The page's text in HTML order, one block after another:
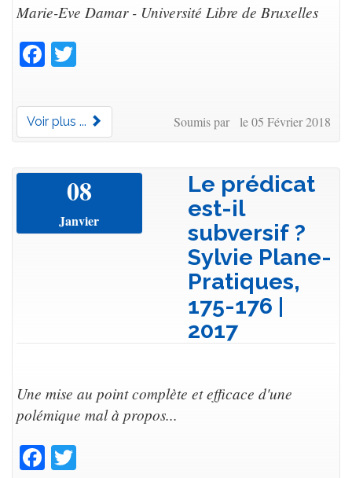
Marie-Eve Damar - Université Libre de Bruxelles
Facebook
Voir plus ... Soumis par le 05 Février 2018
08
Janvier
Le prédicat
est-il
subversif ?
Sylvie Plane-
Pratiques,
175-176 |
2017
Une mise au point complète et efficace d'une
polémique mal à propos...
Facebook